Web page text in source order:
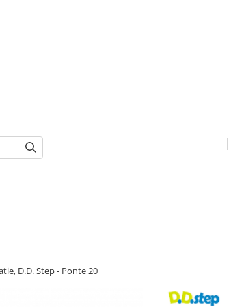
D.D. Step - Ponte 20